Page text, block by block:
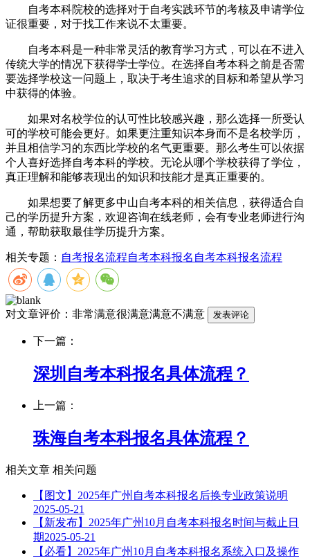
自考本科院校的选择对于自考实践环节的考核及申请学位
证很重要，对于找工作来说不太重要。
自考本科是一种非常灵活的教育学习方式，可以在不进入
传统大学的情况下获得学士学位。在选择自考本科之前是否需
要选择学校这一问题上，取决于考生追求的目标和希望从学习
中获得的体验。
如果对名校学位的认可性比较感兴趣，那么选择一所受认
可的学校可能会更好。如果更注重知识本身而不是名校学历，
并且相信学习的东西比学校的名气更重要。那么考生可以依据
个人喜好选择自考本科的学校。无论从哪个学校获得了学位，
真正理解和能够表现出的知识和技能才是真正重要的。
如果想要了解更多中山自考本科的相关信息，获得适合自
己的学历提升方案，欢迎咨询在线老师，会有专业老师进行沟
通，帮助获取最佳学历提升方案。
相关专题： 自考报名流程自考本科报名 自考本科报名流程
对文章评价： 非常满意很满意满意不满意
下一篇：
深圳自考本科报名具体流程？
上一篇：
珠海自考本科报名具体流程？
相关文章 相关问题
【图文】2025年广州自考本科报名后换专业政策说明
2025-05-21
【新发布】2025年广州10月自考本科报名时间与截止日
期2025-05-21
【必看】2025年广州10月自考本科报名系统入口及操作